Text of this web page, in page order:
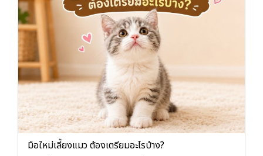
มือใหม่เลี้ยงแมว ต้องเตรียมอะไรบ้าง?